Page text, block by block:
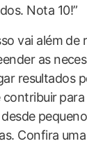
Nota 10!”
vai além de‌
as
resultados
para
Confira